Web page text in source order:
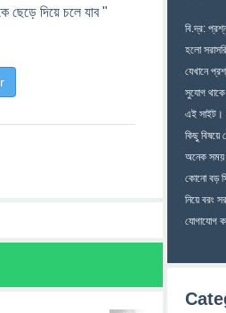
ছেড়ে দিয়ে চলে যাব "
বি.দ্র:
হলো
যেখানে
সুযোগ
এই সাইট।
কিছু বিষয়ে
অনেক সময়
কোনো বড়
নিয়ে বরং
যোগাযোগ